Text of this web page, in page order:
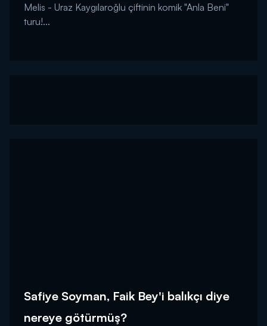
Melis - Uraz Kaygılaroğlu çiftinin komik "Anla Beni"
turu!...
Safiye Soyman, Faik Bey'i balıkçı diye
nereye götürmüş?